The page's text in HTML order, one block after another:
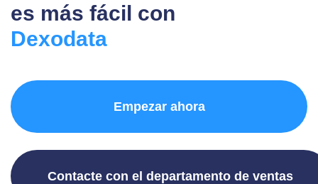
es más fácil con
Dexodata
Empezar ahora
Contacte con el departamento de ventas